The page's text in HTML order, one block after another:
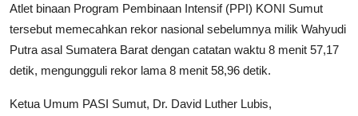
Atlet binaan Program Pembinaan Intensif (PPI) KONI Sumut
tersebut memecahkan rekor nasional sebelumnya milik Wahyudi
Putra asal Sumatera Barat dengan catatan waktu 8 menit 57,17
detik, mengungguli rekor lama 8 menit 58,96 detik.
Ketua Umum PASI Sumut, Dr. David Luther Lubis,